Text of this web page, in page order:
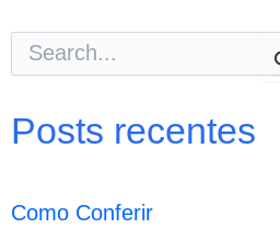
u
r
Posts recentes
Como Conferir